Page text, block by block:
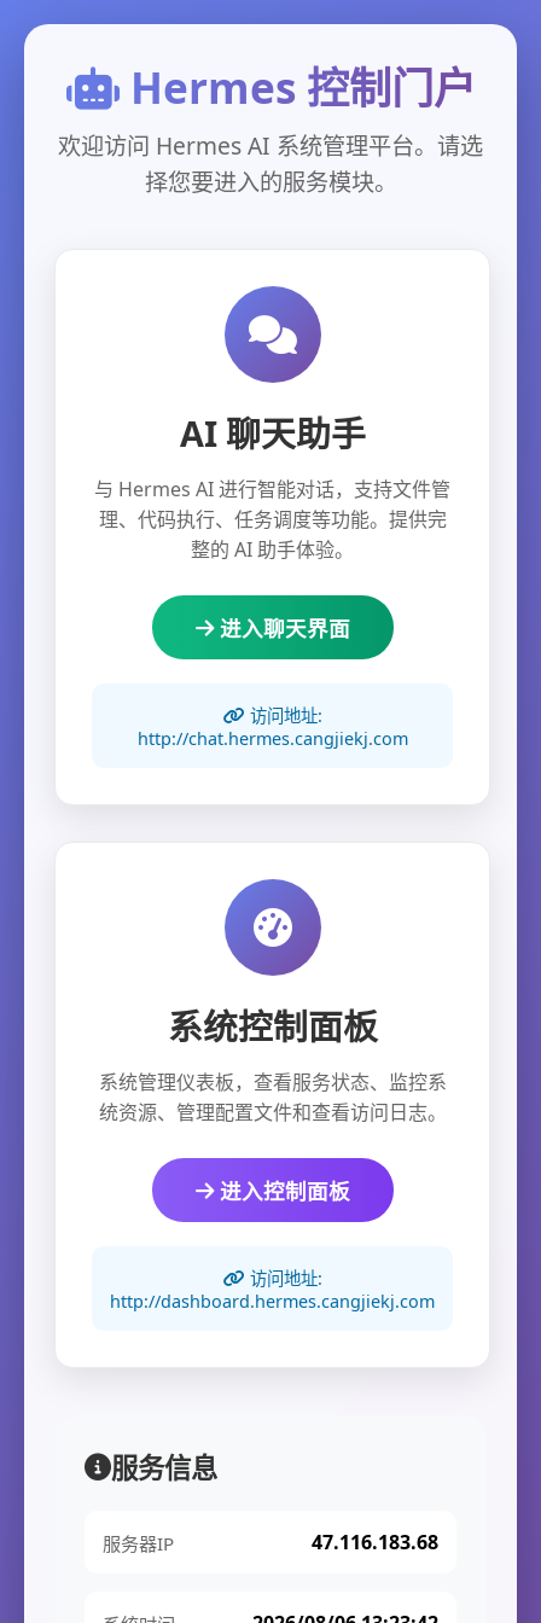
Hermes 控制门户
欢迎访问 Hermes AI 系统管理平台。请选
择您要进入的服务模块。
AI 聊天助手
与 Hermes AI 进行智能对话，支持文件管
理、代码执行、任务调度等功能。提供完
整的 AI 助手体验。
进入聊天界面
访问地址:
http://chat.hermes.cangjiekj.com
系统控制面板
系统管理仪表板，查看服务状态、监控系
统资源、管理配置文件和查看访问日志。
进入控制面板
访问地址:
http://dashboard.hermes.cangjiekj.com
服务信息
服务器IP 47.116.183.68